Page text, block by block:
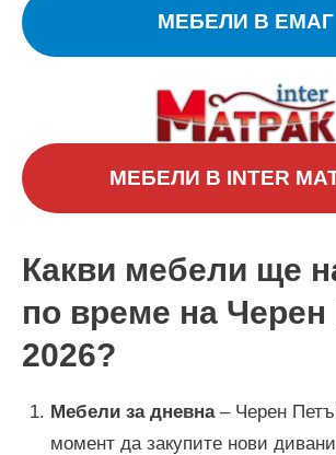
МЕБЕЛИ В ЕМАГ
МЕБЕЛИ В INTER
Какви мебели ще
по време на Черен
2026?
Мебели за дневна– Черен
момент да закупите нови